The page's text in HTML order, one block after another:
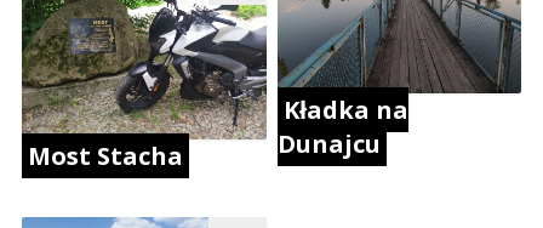
Most Stacha
Kładka na
Dunajcu